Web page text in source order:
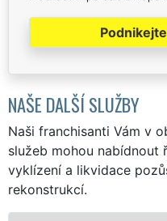
NAŠE DALŠÍ SLUŽBY
Naši franchisanti Vám v
služeb mohou nabídnout
vyklízení a likvidace
rekonstrukcí.